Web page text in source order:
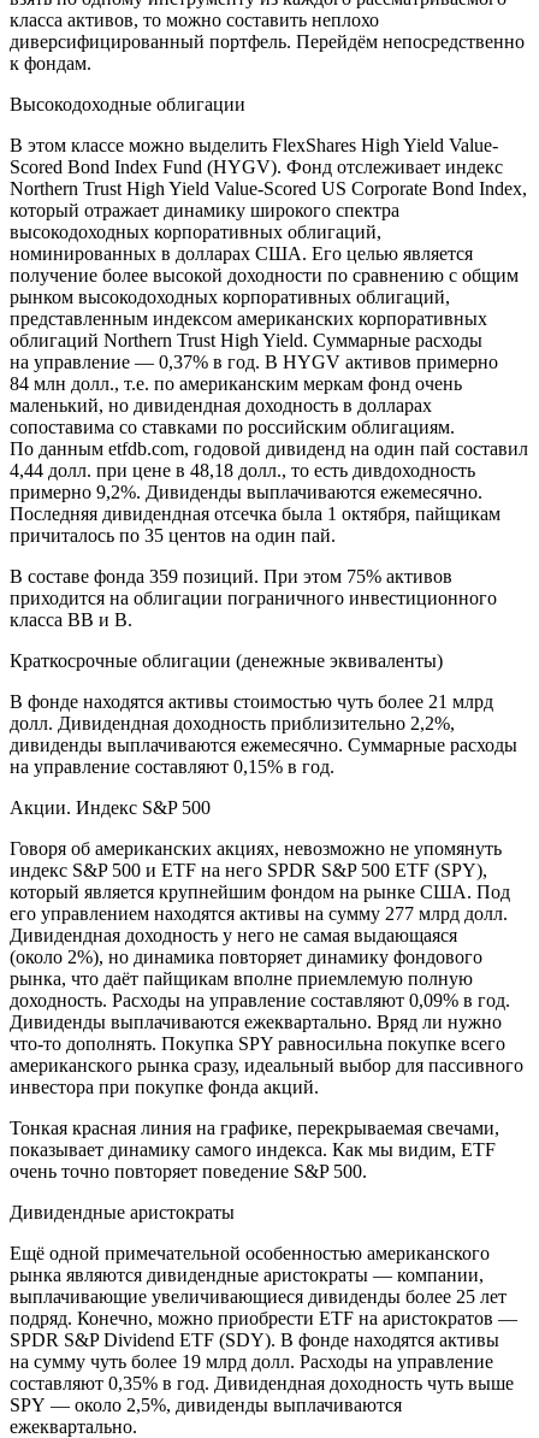
класса активов, то можно составить неплохо
диверсифицированный портфель. Перейдём непосредственно
к фондам.
Высокодоходные облигации
В этом классе можно выделить FlexShares High Yield Value-
Scored Bond Index Fund (HYGV). Фонд отслеживает индекс
Northern Trust High Yield Value-Scored US Corporate Bond Index,
который отражает динамику широкого спектра
высокодоходных корпоративных облигаций,
номинированных в долларах США. Его целью является
получение более высокой доходности по сравнению с общим
рынком высокодоходных корпоративных облигаций,
представленным индексом американских корпоративных
облигаций Northern Trust High Yield. Суммарные расходы
на управление — 0,37% в год. В HYGV активов примерно
84 млн долл., т.е. по американским меркам фонд очень
маленький, но дивидендная доходность в долларах
сопоставима со ставками по российским облигациям.
По данным etfdb.com, годовой дивиденд на один пай составил
4,44 долл. при цене в 48,18 долл., то есть дивдоходность
примерно 9,2%. Дивиденды выплачиваются ежемесячно.
Последняя дивидендная отсечка была 1 октября, пайщикам
причиталось по 35 центов на один пай.
В составе фонда 359 позиций. При этом 75% активов
приходится на облигации пограничного инвестиционного
класса BB и B.
Краткосрочные облигации (денежные эквиваленты)
В фонде находятся активы стоимостью чуть более 21 млрд
долл. Дивидендная доходность приблизительно 2,2%,
дивиденды выплачиваются ежемесячно. Суммарные расходы
на управление составляют 0,15% в год.
Акции. Индекс S&P 500
Говоря об американских акциях, невозможно не упомянуть
индекс S&P 500 и ETF на него SPDR S&P 500 ETF (SPY),
который является крупнейшим фондом на рынке США. Под
его управлением находятся активы на сумму 277 млрд долл.
Дивидендная доходность у него не самая выдающаяся
(около 2%), но динамика повторяет динамику фондового
рынка, что даёт пайщикам вполне приемлемую полную
доходность. Расходы на управление составляют 0,09% в год.
Дивиденды выплачиваются ежеквартально. Вряд ли нужно
что-то дополнять. Покупка SPY равносильна покупке всего
американского рынка сразу, идеальный выбор для пассивного
инвестора при покупке фонда акций.
Тонкая красная линия на графике, перекрываемая свечами,
показывает динамику самого индекса. Как мы видим, ETF
очень точно повторяет поведение S&P 500.
Дивидендные аристократы
Ещё одной примечательной особенностью американского
рынка являются дивидендные аристократы — компании,
выплачивающие увеличивающиеся дивиденды более 25 лет
подряд. Конечно, можно приобрести ETF на аристократов —
SPDR S&P Dividend ETF (SDY). В фонде находятся активы
на сумму чуть более 19 млрд долл. Расходы на управление
составляют 0,35% в год. Дивидендная доходность чуть выше
SPY — около 2,5%, дивиденды выплачиваются
ежеквартально.